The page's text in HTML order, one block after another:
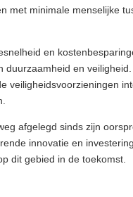
met minimale menselijke
en
duurzaamheid en
veiligheidsvoorzieningen
afgelegd sinds zijn
innovatie en
dit gebied in de toekomst.